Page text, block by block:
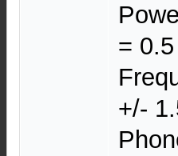
=
+/-